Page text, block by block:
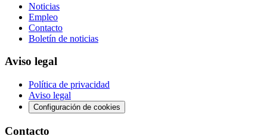
Noticias
Empleo
Contacto
Boletín de noticias
Aviso legal
Política de privacidad
Aviso legal
Configuración de cookies
Contacto